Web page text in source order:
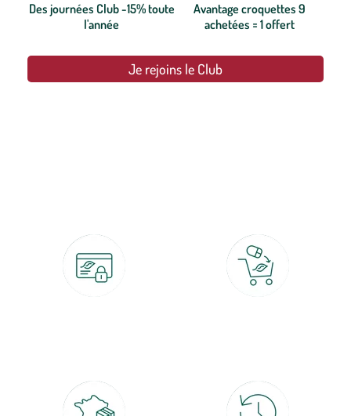
Des journées Club -15% toute
l'année
Avantage croquettes 9
achetées = 1 offert
Je rejoins le Club